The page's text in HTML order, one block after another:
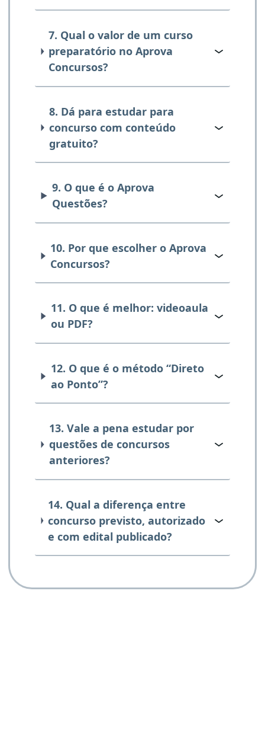
7. Qual o valor de um curso
preparatório no Aprova
Concursos?
8. Dá para estudar para
concurso com conteúdo
gratuito?
9. O que é o Aprova
Questões?
10. Por que escolher o Aprova
Concursos?
11. O que é melhor: videoaula
ou PDF?
12. O que é o método “Direto
ao Ponto”?
13. Vale a pena estudar por
questões de concursos
anteriores?
14. Qual a diferença entre
concurso previsto, autorizado
e com edital publicado?